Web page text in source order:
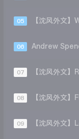
05 【沈风外文
06
07
08
09